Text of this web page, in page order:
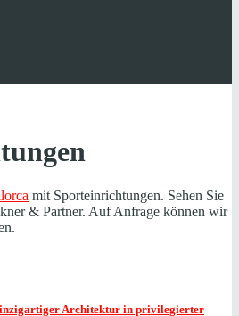
mit Sporteinrichtungen. Sehen Sie
& Partner. Auf Anfrage können wir
Architektur in privilegierter